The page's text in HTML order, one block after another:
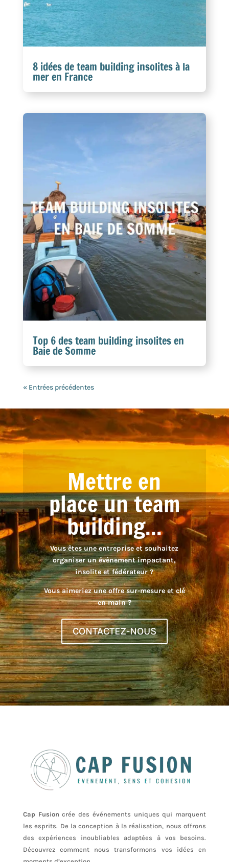
8 idées de team building insolites à la
mer en France
Top 6 des team building insolites en
Baie de Somme
« Entrées précédentes
Mettre en
place un team
building...
Vous êtes une entreprise et souhaitez
organiser un évènement impactant,
insolite et fédérateur ?
Vous aimeriez une offre sur-mesure et clé
en main ?
CONTACTEZ-NOUS
Cap Fusion crée des événements uniques qui marquent
les esprits. De la conception à la réalisation, nous offrons
des expériences inoubliables adaptées à vos besoins.
Découvrez comment nous transformons vos idées en